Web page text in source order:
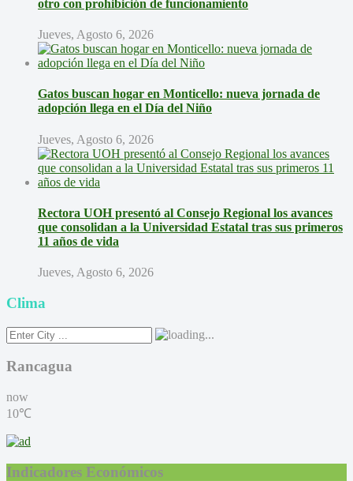
otro con prohibición de funcionamiento
Jueves, Agosto 6, 2026
Gatos buscan hogar en Monticello: nueva jornada de
adopción llega en el Día del Niño
Jueves, Agosto 6, 2026
Rectora UOH presentó al Consejo Regional los avances
que consolidan a la Universidad Estatal tras sus primeros
11 años de vida
Jueves, Agosto 6, 2026
Clima
Rancagua
now
10℃
Indicadores Económicos